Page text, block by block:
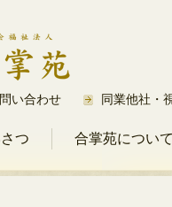
い合わせ 同業他社・
つ 合掌苑について